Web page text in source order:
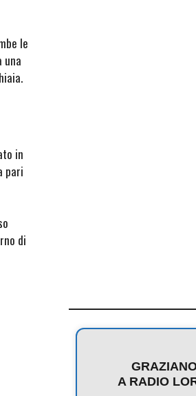
le
una
in
pari
di
A RADIO